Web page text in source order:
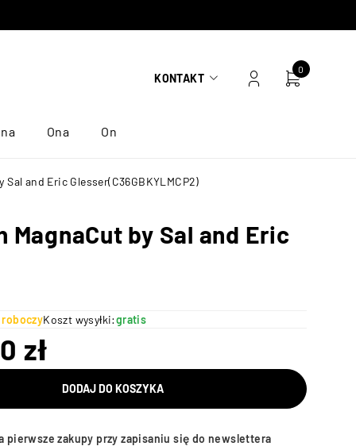
KONTAKT
0
Ona On
by Sal and Eric
and Eric Glesser(C36GBKYLMCP2)
Koszt wysyłki:gratis
zł
DODAJ DO KOSZYKA
pierwsze zakupy przy zapisaniu się do newslettera